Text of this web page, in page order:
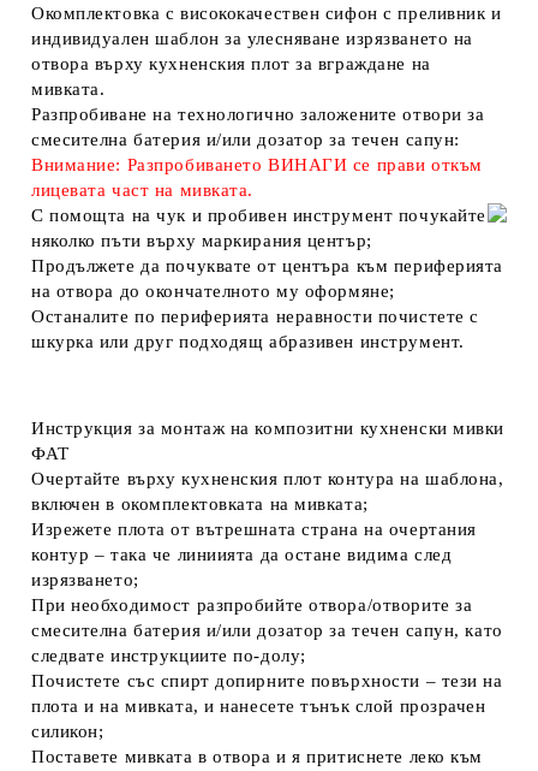
Окомплектовка с висококачествен сифон с преливник и
индивидуален шаблон за улесняване изрязването на
отвора върху кухненския плот за вграждане на
мивката.
Разпробиване на технологично заложените отвори за
смесителна батерия и/или дозатор за течен сапун:
Внимание: Разпробиването ВИНАГИ се прави откъм
лицевата част на мивката.
С помощта на чук и пробивен инструмент почукайте
няколко пъти върху маркирания център;
Продължете да почуквате от центъра към периферията
на отвора до окончателното му оформяне;
Останалите по периферията неравности почистете с
шкурка или друг подходящ абразивен инструмент.
Инструкция за монтаж на композитни кухненски мивки
ФАТ
Очертайте върху кухненския плот контура на шаблона,
включен в окомплектовката на мивката;
Изрежете плота от вътрешната страна на очертания
контур – така че линиията да остане видима след
изрязването;
При необходимост разпробийте отвора/отворите за
смесителна батерия и/или дозатор за течен сапун, като
следвате инструкциите по-долу;
Почистете със спирт допирните повърхности – тези на
плота и на мивката, и нанесете тънък слой прозрачен
силикон;
Поставете мивката в отвора и я притиснете леко към